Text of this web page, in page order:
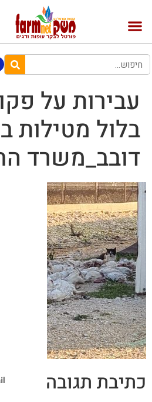
עבירות על
בלול מטילות
דובב_משרד
כתיבת תגובה